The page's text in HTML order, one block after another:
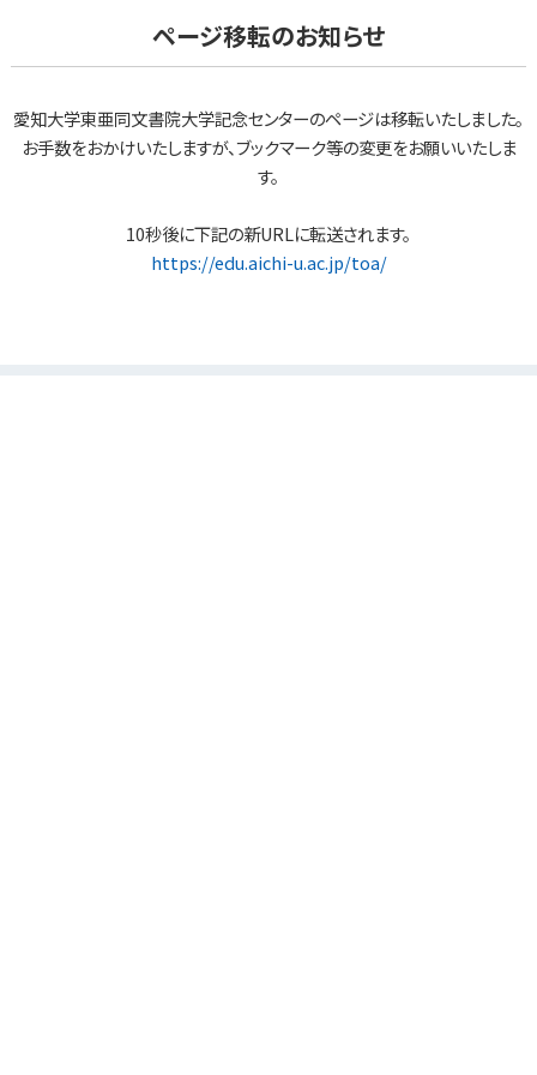
ページ移転のお知らせ
愛知大学東亜同文書院大学記念センターのページは移転いたしました。
お手数をおかけいたしますが、ブックマーク等の変更をお願いいたしま
す。
10秒後に下記の新URLに転送されます。
https://edu.aichi-u.ac.jp/toa/